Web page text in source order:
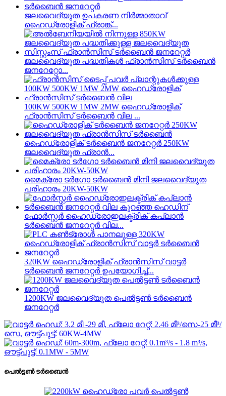
ജലവൈദ്യുത ഉപകരണ നിർമ്മാതാവ്
ഹൈഡ്രോളിക് ഫ്രാങ്ക്...
ജലവൈദ്യുത പദ്ധതികൾ ഫ്രാൻസിസ് ടർബൈൻ
ജനറേറ്റോ...
100KW 500KW 1MW 2MW ഹൈഡ്രോളിക്
ഫ്രാൻസിസ് ടർബൈൻ വില ...
ഹൈഡ്രോളിക് ടർബൈൻ ജനറേറ്റർ 250KW
ജലവൈദ്യുത ഫ്രാൻ...
മൈക്രോ ടർഗോ ടർബൈൻ മിനി ജലവൈദ്യുത
പരിഹാരം 20KW-50KW
ഫോർസ്റ്റർ ഹൈഡ്രോഇലക്ട്രിക് കപ്ലാൻ
ടർബൈൻ ജനറേറ്റർ വില...
320KW ഹൈഡ്രോളിക് ഫ്രാൻസിസ് വാട്ടർ
ടർബൈൻ ജനറേറ്റർ ഉപയോഗിച്ച്...
1200KW ജലവൈദ്യുത പെൽട്ടൺ ടർബൈൻ
ജനറേറ്റർ
പെൽട്ടൺ ടർബൈൻ